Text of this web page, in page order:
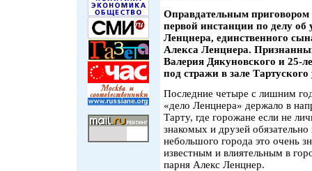
Оправдательным приговором
первой инстанции по делу об
Ленцнера, единственного
Алекса Ленцнера.
Валерия Дякуновского и 25-
под стражи в зале Тартуского
Последние четыре с лишним
«дело Ленцнера» держало в
Тарту, где горожане если не
знакомых и друзей обязательно
небольшого города это очень
известным и влиятельным в
парня Алекс Ленцнер.